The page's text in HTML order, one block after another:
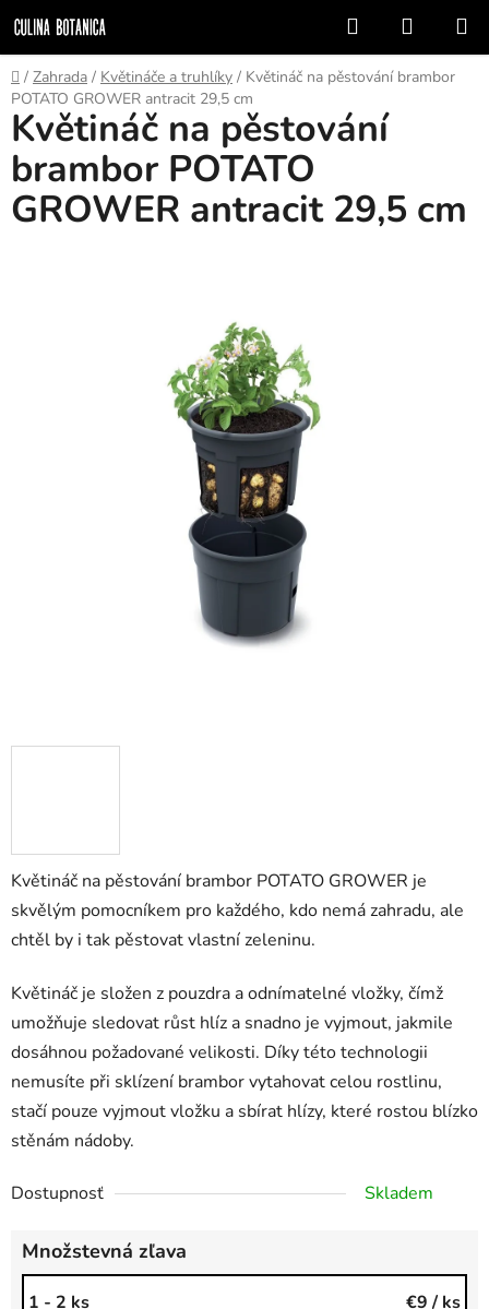
na
obsah
Hľadať
KOŠÍK
Domov
/ Zahrada / Květináče a truhlíky / Květináč na pěstování brambor
POTATO GROWER antracit 29,5 cm
Květináč na pěstování brambor POTATO GROWER je
skvělým pomocníkem pro každého, kdo nemá zahradu, ale
chtěl by i tak pěstovat vlastní zeleninu.
Květináč je složen z pouzdra a odnímatelné vložky, čímž
umožňuje sledovat růst hlíz a snadno je vyjmout, jakmile
dosáhnou požadované velikosti. Díky této technologii
nemusíte při sklízení brambor vytahovat celou rostlinu,
stačí pouze vyjmout vložku a sbírat hlízy, které rostou blízko
stěnám nádoby.
Dostupnosť Skladem
Množstevná zľava
1 - 2 ks €9 / ks
Květináč na pěstování
brambor POTATO
GROWER antracit 29,5 cm